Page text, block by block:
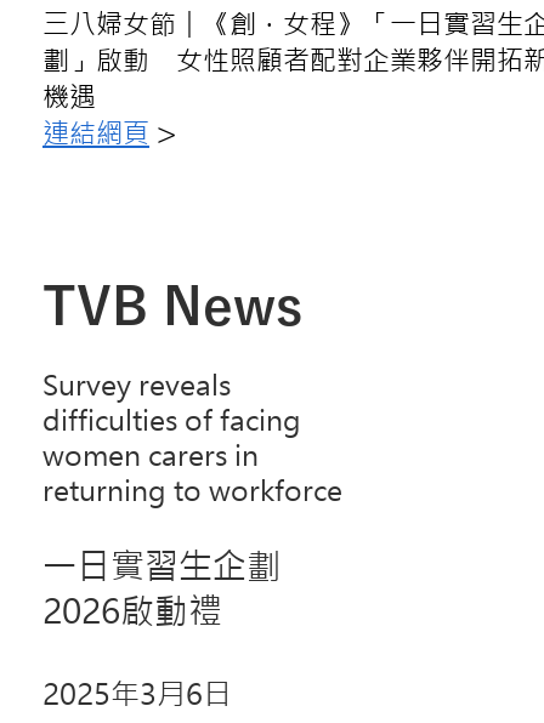
三八婦女節︱《創．女程》「一日實習生
劃」啟動 女性照顧者配對企業夥伴開拓
機遇
連結網頁 >
TVB News
Survey reveals
difficulties of facing
women carers in
returning to workforce
一日實習生企劃
2026啟動禮
2025年3月6日